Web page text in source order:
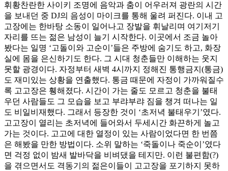
휘황찬란한 사이키 조명에 음악과 춤이 어우러져 광란의 시간
을 보내던 중 DJ의 음성이 마이크를 통해 울려 퍼진다. 이내 고
고장에는 한바탕 소동이 일어나고 장발을 휘날리며 여기저기
자리를 뜨는 젊은 남성이 늘기 시작한다. 이곳에서 조금 놀아
봤다는 일명 ‘고돌이와 고순이’들은 주방에 숨기도 하고, 화장
실에 몸을 은신하기도 한다. 그 시대 청춘들만 이해하는 웃지
못할 광경이다. 자정부터 새벽 4시까지 정해진 통행금지(통금)
도 재미있는 상황을 연출했다. 통금 때문에 자정이 가까워질수
록 고고장은 휑해졌다. 시간이 가는 줄도 모르고 청춘을 불태
우던 사람들도 그 모습을 보고 부랴부랴 짐을 챙겨 떠나는 일
도 비일비재했다. 그래서 등장한 것이 ‘초저녁 불태우기’였다.
고고장이 열리는 초저녁에 들어와서 두세시간 화끈하게 놀고
가는 것이다. 고고에 대한 열정이 있는 사람이었다면 한 번쯤
은 해봤을 만한 방법이다. 소위 말하는 ‘죽돌이나 죽순이’였다
면 걱정 없이 밤새 발바닥을 비벼댔을 테지만. 이런 불편함(?)
을 겪으면서도 격동기의 젊은이들이 고고장을 포기하지 못하